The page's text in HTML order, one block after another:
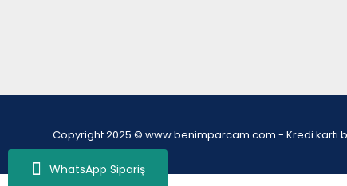
WhatsApp Sipariş
Copyright 2025 © www.benimparcam.com - Kredi kartı